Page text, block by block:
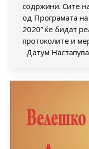
содржини. Сите
од Програмата
2020” ќе бидат
протоколите и
Датум